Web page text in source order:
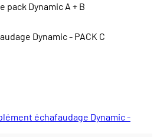
pack Dynamic A + B
Dynamic - PACK C
échafaudage Dynamic -